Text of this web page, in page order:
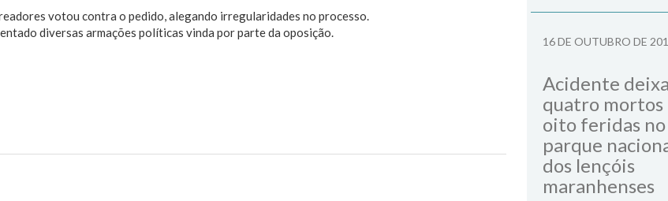
votou contra o pedido, alegando irregularidades no processo.
diversas armações políticas vinda por parte da oposição.
16 DE OUTUBRO DE
Acidente
quatro mortos
oito feridas no
parque
dos lençóis
maranhenses